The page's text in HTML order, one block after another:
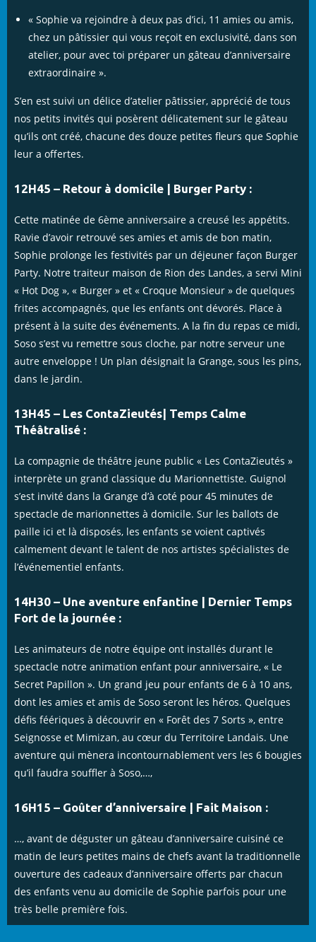
« Sophie va rejoindre à deux pas d’ici, 11 amies ou amis,
chez un pâtissier qui vous reçoit en exclusivité, dans son
atelier, pour avec toi préparer un gâteau d’anniversaire
extraordinaire ».
S’en est suivi un délice d’atelier pâtissier, apprécié de tous
nos petits invités qui posèrent délicatement sur le gâteau
qu’ils ont créé, chacune des douze petites fleurs que Sophie
leur a offertes.
12H45 – Retour à domicile | Burger Party :
Cette matinée de 6ème anniversaire a creusé les appétits.
Ravie d’avoir retrouvé ses amies et amis de bon matin,
Sophie prolonge les festivités par un déjeuner façon Burger
Party. Notre traiteur maison de Rion des Landes, a servi Mini
« Hot Dog », « Burger » et « Croque Monsieur » de quelques
frites accompagnés, que les enfants ont dévorés. Place à
présent à la suite des événements. A la fin du repas ce midi,
Soso s’est vu remettre sous cloche, par notre serveur une
autre enveloppe ! Un plan désignait la Grange, sous les pins,
dans le jardin.
13H45 – Les ContaZieutés| Temps Calme
Théâtralisé :
La compagnie de théâtre jeune public « Les ContaZieutés »
interprète un grand classique du Marionnettiste. Guignol
s’est invité dans la Grange d’à coté pour 45 minutes de
spectacle de marionnettes à domicile. Sur les ballots de
paille ici et là disposés, les enfants se voient captivés
calmement devant le talent de nos artistes spécialistes de
l’événementiel enfants.
14H30 – Une aventure enfantine | Dernier Temps
Fort de la journée :
Les animateurs de notre équipe ont installés durant le
spectacle notre animation enfant pour anniversaire, « Le
Secret Papillon ». Un grand jeu pour enfants de 6 à 10 ans,
dont les amies et amis de Soso seront les héros. Quelques
défis féériques à découvrir en « Forêt des 7 Sorts », entre
Seignosse et Mimizan, au cœur du Territoire Landais. Une
aventure qui mènera incontournablement vers les 6 bougies
qu’il faudra souffler à Soso,…,
16H15 – Goûter d’anniversaire | Fait Maison :
…, avant de déguster un gâteau d’anniversaire cuisiné ce
matin de leurs petites mains de chefs avant la traditionnelle
ouverture des cadeaux d’anniversaire offerts par chacun
des enfants venu au domicile de Sophie parfois pour une
très belle première fois.